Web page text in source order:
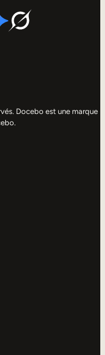
Docebo est une marque